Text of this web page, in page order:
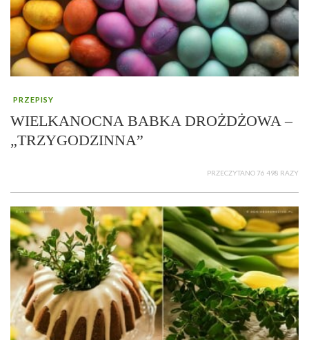
PRZEPISY
WIELKANOCNA BABKA DROŻDŻOWA –
„TRZYGODZINNA”
PRZECZYTANO 76 498 RAZY